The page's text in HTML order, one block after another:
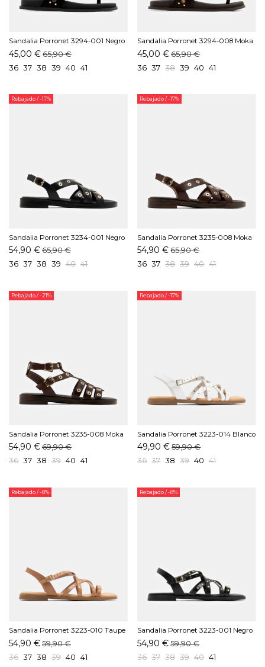
Sandalia Porronet 3294-001 Negro
45,00 €65,90 €
36 37 38 39 40 41
Sandalia Porronet 3294-008 Moka
45,00 € 65,90 €
36 37 38 39 40 41
Rebajado/ -17%
Sandalia Porronet 3234-001 Negro
54,90 €65,90 €
36 37 38 39 40 41
Rebajado/ -17%
Sandalia Porronet 3235-008 Moka
54,90 € 65,90 €
36 37 38 39 40 41
Rebajado/ -21%
Sandalia Porronet 3235-008 Moka
54,90 €69,90 €
36 37 38 39 40 41
Rebajado/ -17%
Sandalia Porronet 3223-014 Blanco
49,90 € 59,90 €
36 37 38 39 40 41
Rebajado/ -8%
Sandalia Porronet 3223-010 Taupe
54,90 €59,90 €
36 37 38 39 40 41
Rebajado/ -8%
Sandalia Porronet 3223-001 Negro
54,90 € 59,90 €
36 37 38 39 40 41